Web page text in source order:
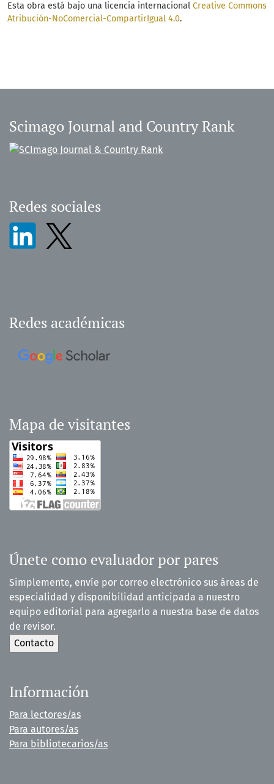
Esta obra está bajo una licencia internacional Creative Commons
Atribución-NoComercial-CompartirIgual 4.0.
Scimago Journal and Country Rank
Redes sociales
Redes académicas
Mapa de visitantes
Únete como evaluador por pares
Simplemente, envíe por correo electrónico sus áreas de
especialidad y disponibilidad anticipada a nuestro
equipo editorial para agregarlo a nuestra base de datos
de revisor.
Información
Para lectores/as
Para autores/as
Para bibliotecarios/as